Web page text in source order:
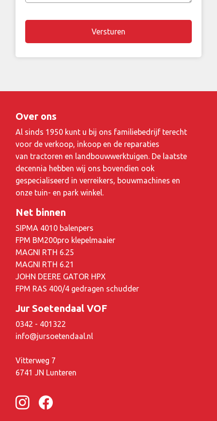
Over ons
Al sinds 1950 kunt u bij ons familiebedrijf terecht
voor de verkoop, inkoop en de reparaties
van tractoren en landbouwwerktuigen. De laatste
decennia hebben wij ons bovendien ook
gespecialiseerd in verreikers, bouwmachines en
onze tuin- en park winkel.
Net binnen
SIPMA 4010 balenpers
FPM BM200pro klepelmaaier
MAGNI RTH 6.25
MAGNI RTH 6.21
JOHN DEERE GATOR HPX
FPM RAS 400/4 gedragen schudder
Jur Soetendaal VOF
0342 - 401322
info@jursoetendaal.nl
Vitterweg 7
6741 JN Lunteren